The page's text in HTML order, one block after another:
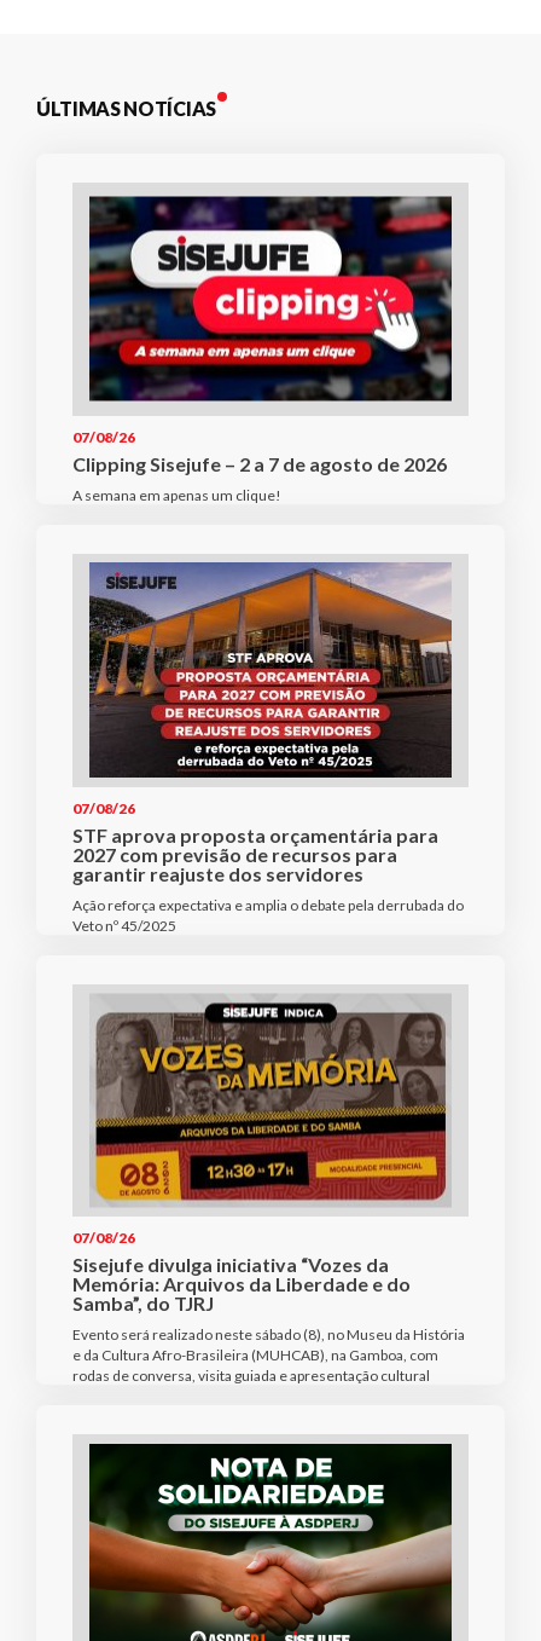
ÚLTIMAS NOTÍCIAS
07/08/26
Clipping Sisejufe – 2 a 7 de agosto de 2026
A semana em apenas um clique!
07/08/26
STF aprova proposta orçamentária para
2027 com previsão de recursos para
garantir reajuste dos servidores
Ação reforça expectativa e amplia o debate pela derrubada do
Veto nº 45/2025
07/08/26
Sisejufe divulga iniciativa “Vozes da
Memória: Arquivos da Liberdade e do
Samba”, do TJRJ
Evento será realizado neste sábado (8), no Museu da História
e da Cultura Afro-Brasileira (MUHCAB), na Gamboa, com
rodas de conversa, visita guiada e apresentação cultural